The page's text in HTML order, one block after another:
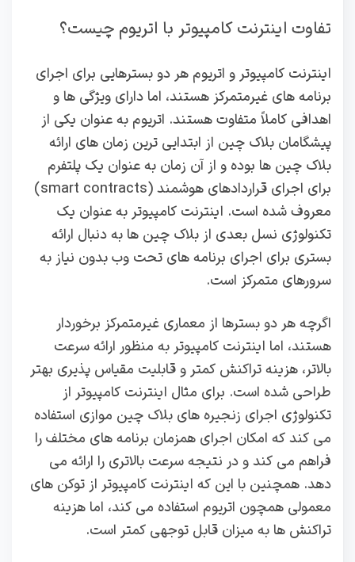
تفاوت اینترنت کامپیوتر با اتریوم چیست؟
اینترنت کامپیوتر و اتریوم هر دو بسترهایی برای اجرای
برنامه‌ های غیرمتمرکز هستند، اما دارای ویژگی‌ ها و
اهدافی کاملاً متفاوت هستند. اتریوم به عنوان یکی از
پیشگامان بلاک‌ چین از ابتدایی‌ ترین زمان های ارائه
بلاک‌ چین‌ ها بوده و از آن زمان به عنوان یک پلتفرم
برای اجرای قراردادهای هوشمند (smart contracts)
معروف شده است. اینترنت کامپیوتر به عنوان یک
تکنولوژی نسل بعدی از بلاک‌ چین‌ ها به دنبال ارائه
بستری برای اجرای برنامه‌ های تحت وب بدون نیاز به
سرورهای متمرکز است.
اگرچه هر دو بسترها از معماری غیرمتمرکز برخوردار
هستند، اما اینترنت کامپیوتر به منظور ارائه سرعت
بالاتر، هزینه تراکنش کمتر و قابلیت مقیاس‌ پذیری بهتر
طراحی شده است. برای مثال اینترنت کامپیوتر از
تکنولوژی اجرای زنجیره‌ های بلاک‌ چین موازی استفاده
می‌ کند که امکان اجرای همزمان برنامه‌ های مختلف را
فراهم می‌ کند و در نتیجه سرعت بالاتری را ارائه می‌
دهد. همچنین با این که اینترنت کامپیوتر از توکن‌ های
معمولی همچون اتریوم استفاده می‌ کند، اما هزینه
تراکنش‌ ها به میزان قابل توجهی کمتر است.